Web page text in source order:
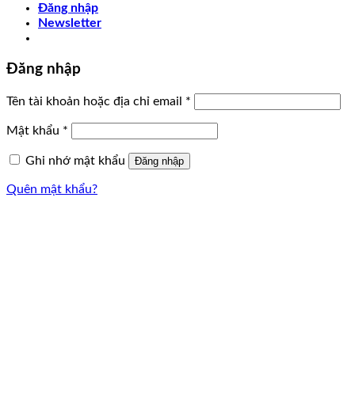
Đăng nhập
Newsletter
Đăng nhập
Tên tài khoản hoặc địa chỉ email *
Mật khẩu *
Ghi nhớ mật khẩu Đăng nhập
Quên mật khẩu?